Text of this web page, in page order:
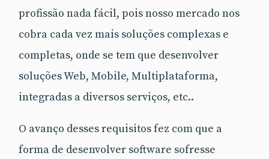
versionamento de código fonte com o Team
Foundation Version Control (TFVC), Teste de
incrível ferramenta que pode ser usada sem
nenhum custo.
Esse artigo é útil para qualquer desenvolvedor,
ferramenta que é Visual Studio Online, até que
deseja aperfeiçoar seus conhecimentos.
profissão nada fácil, pois nosso mercado nos
cobra cada vez mais soluções complexas e
completas, onde se tem que desenvolver
soluções Web, Mobile, Multiplataforma,
integradas a diversos serviços, etc..
O avanço desses requisitos fez com que a
forma de desenvolver software sofresse